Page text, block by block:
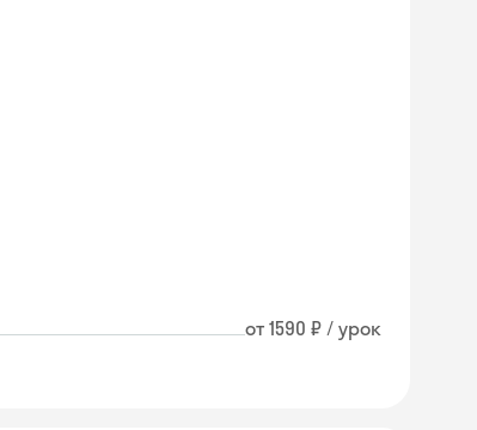
от 1590 ₽ / урок